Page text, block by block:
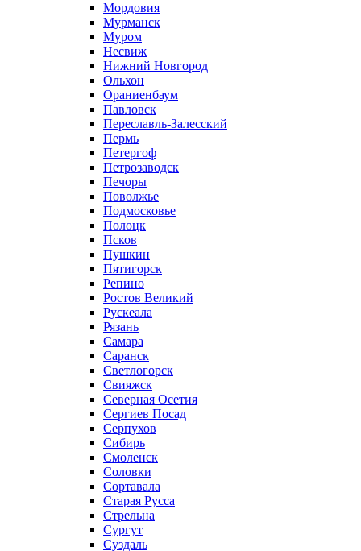
Мордовия
Мурманск
Муром
Несвиж
Нижний Новгород
Ольхон
Ораниенбаум
Павловск
Переславль-Залесский
Пермь
Петергоф
Петрозаводск
Печоры
Поволжье
Подмосковье
Полоцк
Псков
Пушкин
Пятигорск
Репино
Ростов Великий
Рускеала
Рязань
Самара
Саранск
Светлогорск
Свияжск
Северная Осетия
Сергиев Посад
Серпухов
Сибирь
Смоленск
Соловки
Сортавала
Старая Русса
Стрельна
Сургут
Суздаль